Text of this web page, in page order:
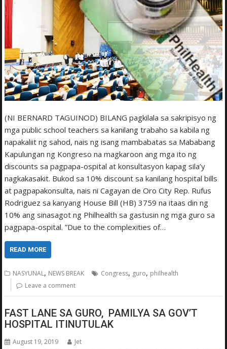
(NI BERNARD TAGUINOD) BILANG pagkilala sa sakripisyo ng
mga public school teachers sa kanilang trabaho sa kabila ng
napakaliit ng sahod, nais ng isang mambabatas sa Mababang
Kapulungan ng Kongreso na magkaroon ang mga ito ng
discounts sa pagpapa-ospital at konsultasyon kapag sila’y
nagkakasakit. Bukod sa 10% discount sa kanilang hospital bills
at pagpapakonsulta, nais ni Cagayan de Oro City Rep. Rufus
Rodriguez sa kanyang House Bill (HB) 3759 na itaas din ng
10% ang sinasagot ng Philhealth sa gastusin ng mga guro sa
pagpapa-ospital. ”Due to the complexities of…
READ MORE
NASYUNAL, NEWS BREAK Congress, guro, philhealth
Leave a comment
FAST LANE SA GURO, PAMILYA SA GOV’T
HOSPITAL ITINUTULAK
August 19, 2019 Jet